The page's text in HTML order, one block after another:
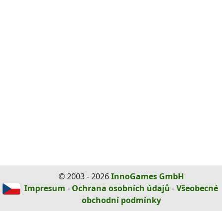
© 2003 - 2026InnoGames GmbH
Impresum - Ochrana osobních údajů -Všeobecné
obchodní podmínky